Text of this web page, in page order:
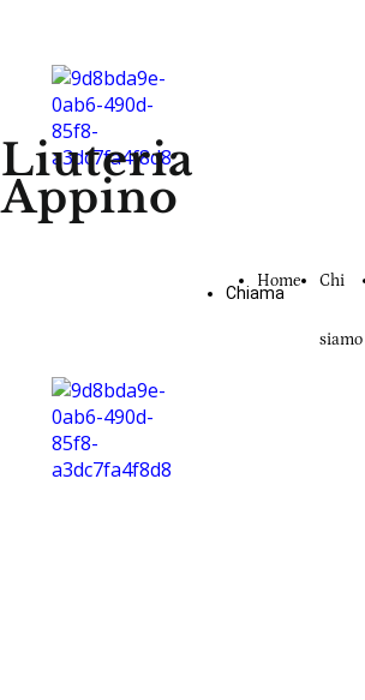
Liuteria
Appino
Home Chi
siamo
Chiama